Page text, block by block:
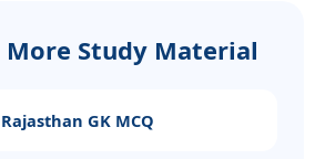
More Study Material
GK MCQ